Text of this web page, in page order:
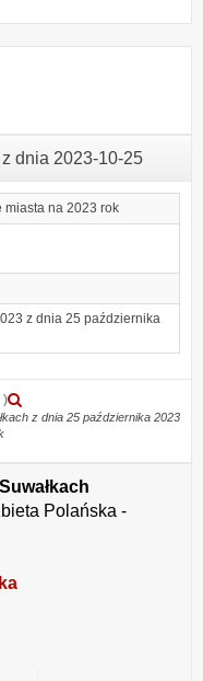
dnia 2023-10-25
miasta na 2023 rok
z dnia 25 października
)
załącznika
817
2023.pdf
z dnia 25 października 2023
Polańska -